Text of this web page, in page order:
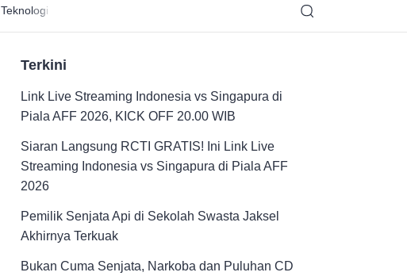
Teknologi Edukasi
Terkini
Link Live Streaming Indonesia vs Singapura di
Piala AFF 2026, KICK OFF 20.00 WIB
Siaran Langsung RCTI GRATIS! Ini Link Live
Streaming Indonesia vs Singapura di Piala AFF
2026
Pemilik Senjata Api di Sekolah Swasta Jaksel
Akhirnya Terkuak
Bukan Cuma Senjata, Narkoba dan Puluhan CD